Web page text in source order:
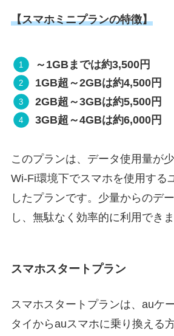
【スマホミニプランの特徴】
～1GBまでは約3,500円
1GB超～2GBは約4,500円
2GB超～3GBは約5,500円
3GB超～4GBは約6,000円
このプランは、データ使用量が
Wi-Fi環境下でスマホを使用する
したプランです。少量からのデ
し、無駄なく効率的に利用できま
スマホスタートプラン
スマホスタートプランは、auケ
タイからauスマホに乗り換える